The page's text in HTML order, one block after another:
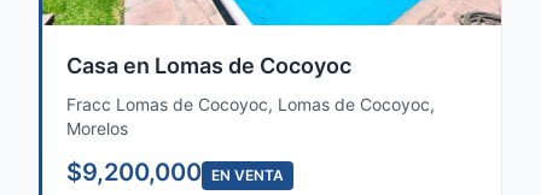
Casa en Lomas de Cocoyoc
Fracc Lomas de Cocoyoc, Lomas de Cocoyoc,
Morelos
$9,200,000 EN VENTA